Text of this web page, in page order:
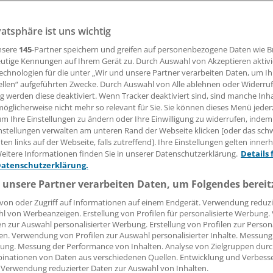
08:00 Uhr
Reihe "Hauptsache Liebe - Menschen hautnah"
heute an in fünf Folgen ein großes Gefühl in all seinen
18jährige und ihre große Liebe. Eine Domina kommt zu
Paare erzählen, wie sie trotz großer Probleme
haben. Und ein Familienvater bekennt sich
ist uns wichtig
145-Partner speichern und greifen auf personenbezogene Daten wie
Kennungen auf Ihrem Gerät zu. Durch Auswahl von Akzeptieren
für die unter „Wir und unsere Partner verarbeiten Daten, um
aufgeführten Zwecke. Durch Auswahl von Alle ablehnen oder
werden diese deaktiviert. Wenn Tracker deaktiviert sind, sind manche
nicht mehr so relevant für Sie. Sie können dieses Menü
Ihre Einstellungen zu ändern oder Ihre Einwilligung zu widerrufen, indem
verwalten am unteren Rand der Webseite klicken [oder das
links auf der Webseite, falls zutreffend]. Ihre Einstellungen gelten
Informationen finden Sie in unserer Datenschutzerklärung. Details
Partner verarbeiten Daten, um Folgendes
oder Zugriff auf Informationen auf einem Endgerät. Verwendung
von Werbeanzeigen. Erstellung von Profilen für personalisierte
zur Auswahl personalisierter Werbung. Erstellung von Profilen zur
Verwendung von Profilen zur Auswahl personalisierter Inhalte.
Messung der Performance von Inhalten. Analyse von Zielgruppen
von Daten aus verschiedenen Quellen. Entwicklung und
reduzierter Daten zur Auswahl von Inhalten.